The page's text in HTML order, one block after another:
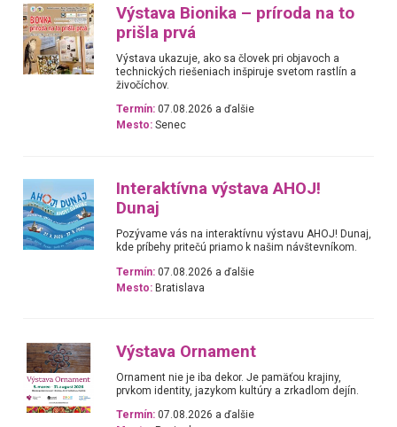
Výstava Bionika – príroda na to
prišla prvá
Výstava ukazuje, ako sa človek pri objavoch a
technických riešeniach inšpiruje svetom rastlín a
živočíchov.
Termín: 07.08.2026 a ďalšie
Mesto: Senec
Interaktívna výstava AHOJ!
Dunaj
Pozývame vás na interaktívnu výstavu AHOJ! Dunaj,
kde príbehy pritečú priamo k našim návštevníkom.
Termín: 07.08.2026 a ďalšie
Mesto: Bratislava
Výstava Ornament
Ornament nie je iba dekor. Je pamäťou krajiny,
prvkom identity, jazykom kultúry a zrkadlom dejín.
Termín: 07.08.2026 a ďalšie